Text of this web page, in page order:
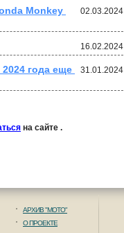
02.03.2024
Monkey
16.02.2024
31.01.2024
года еще
на сайте .
АРХИВ "МОТО"
О ПРОЕКТЕ